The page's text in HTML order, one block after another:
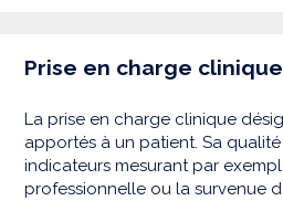
Prise en charge clinique
La prise en charge clinique
apportés à un patient. Sa
indicateurs mesurant par
professionnelle ou la survenue